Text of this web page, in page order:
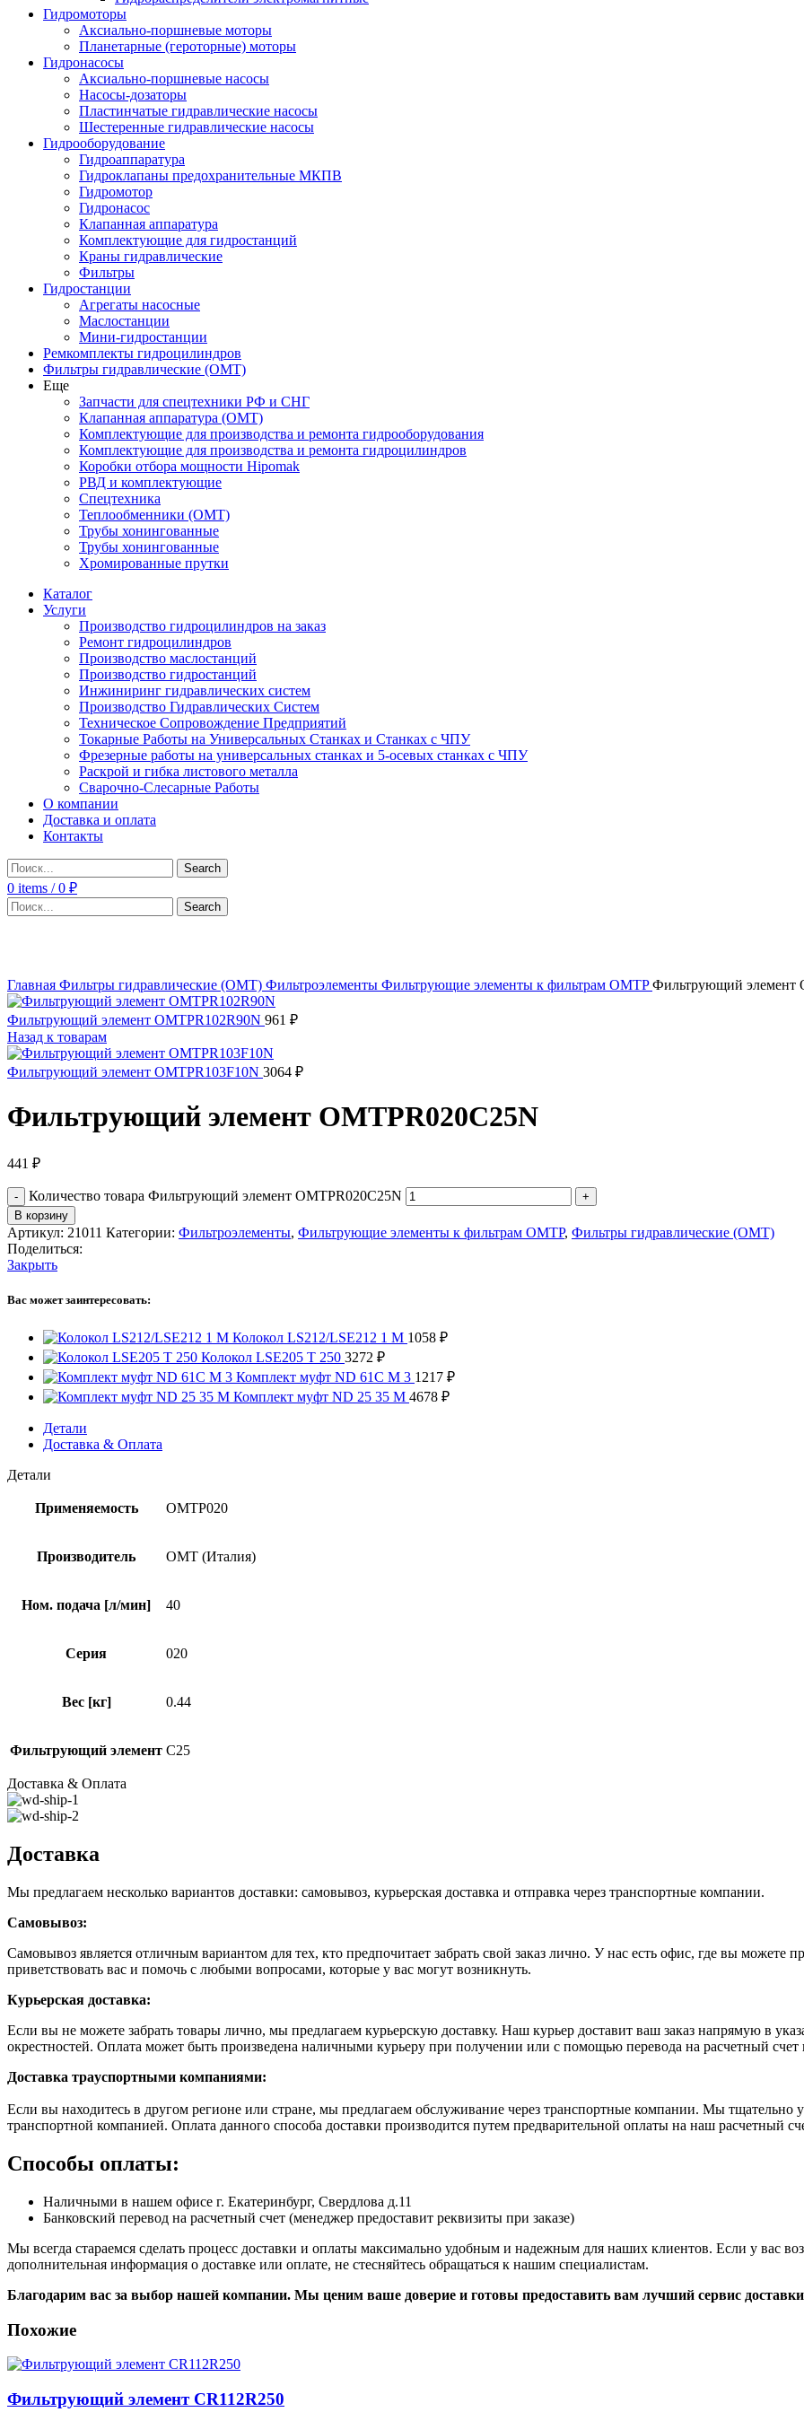
Гидромоторы
Аксиально-поршневые моторы
Планетарные (героторные) моторы
Гидронасосы
Аксиально-поршневые насосы
Насосы-дозаторы
Пластинчатые гидравлические насосы
Шестеренные гидравлические насосы
Гидрооборудование
Гидроаппаратура
Гидроклапаны предохранительные МКПВ
Гидромотор
Гидронасос
Клапанная аппаратура
Комплектующие для гидростанций
Краны гидравлические
Фильтры
Гидростанции
Агрегаты насосные
Маслостанции
Мини-гидростанции
Ремкомплекты гидроцилиндров
Фильтры гидравлические (OMT)
Еще
Запчасти для спецтехники РФ и СНГ
Клапанная аппаратура (OMT)
Комплектующие для производства и ремонта гидрооборудования
Комплектующие для производства и ремонта гидроцилиндров
Коробки отбора мощности Hipomak
РВД и комплектующие
Спецтехника
Теплообменники (OMT)
Трубы хонингованные
Трубы хонингованные
Хромированные прутки
Каталог
Услуги
Производство гидроцилиндров на заказ
Ремонт гидроцилиндров
Производство маслостанций
Производство гидростанций
Инжиниринг гидравлических систем
Производство Гидравлических Систем
Техническое Сопровождение Предприятий
Токарные Работы на Универсальных Станках и Станках с ЧПУ
Фрезерные работы на универсальных станках и 5-осевых станках с ЧПУ
Раскрой и гибка листового металла
Сварочно-Слесарные Работы
О компании
Доставка и оплата
Контакты
Search
0 items / 0 ₽
Search
Главная Фильтры гидравлические (OMT) Фильтроэлементы Фильтрующие элементы к фильтрам OMTPФильтрующий элемент
Фильтрующий элемент OMTPR102R90N 961 ₽
Назад к товарам
Фильтрующий элемент OMTPR103F10N 3064 ₽
Фильтрующий элемент OMTPR020C25N
441 ₽
Количество товара Фильтрующий элемент OMTPR020C25N
В корзину
Артикул: 21011 Категории: Фильтроэлементы, Фильтрующие элементы к фильтрам OMTP, Фильтры гидравлические (OMT)
Поделиться:
Закрыть
Вас может заинтересовать:
Колокол LS212/LSE212 1 M 1058 ₽
Колокол LSE205 T 250 3272 ₽
Комплект муфт ND 61C M 3 1217 ₽
Комплект муфт ND 25 35 M 4678 ₽
Детали
Доставка & Оплата
Детали
Применяемость OMTP020
Производитель OMT (Италия)
Ном. подача [л/мин] 40
Серия 020
Вес [кг] 0.44
Фильтрующий элемент C25
Доставка & Оплата
Доставка
Мы предлагаем несколько вариантов доставки: самовывоз, курьерская доставка и отправка через транспортные компании.
Самовывоз:
Самовывоз является отличным вариантом для тех, кто предпочитает забрать свой заказ лично. У нас есть офис, где вы
приветствовать вас и помочь с любыми вопросами, которые у вас могут возникнуть.
Курьерская доставка:
Если вы не можете забрать товары лично, мы предлагаем курьерскую доставку. Наш курьер доставит ваш заказ напрямую в
окрестностей. Оплата может быть произведена наличными курьеру при получении или с помощью перевода на расчетный
Доставка траyспортными компаниями:
Если вы находитесь в другом регионе или стране, мы предлагаем обслуживание через транспортные компании. Мы тщательно
транспортной компанией. Оплата данного способа доставки производится путем предварительной оплаты на наш расчетный
Способы оплаты:
Наличными в нашем офисе г. Екатеринбург, Свердлова д.11
Банковский перевод на расчетный счет (менеджер предоставит реквизиты при заказе)
Мы всегда стараемся сделать процесс доставки и оплаты максимально удобным и надежным для наших клиентов. Если у вас
дополнительная информация о доставке или оплате, не стесняйтесь обращаться к нашим специалистам.
Благодарим вас за выбор нашей компании. Мы ценим ваше доверие и готовы предоставить вам лучший сервис
Похожие
Фильтрующий элемент CR112R250